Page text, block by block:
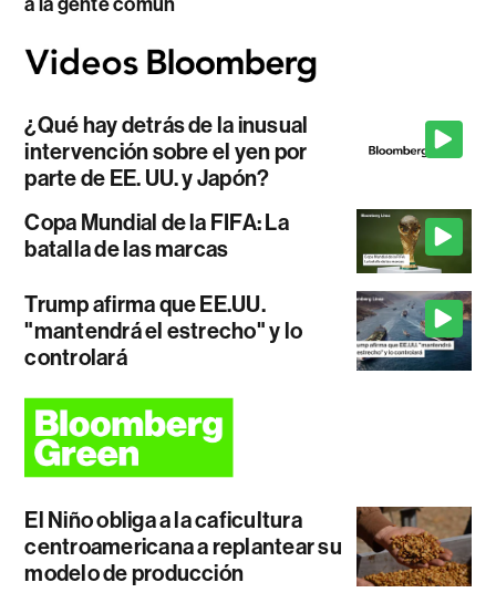
¿Qué hay detrás de la inusual
intervención sobre el yen por
parte de EE. UU. y Japón?
Copa Mundial de la FIFA: La
batalla de las marcas
Trump afirma que EE.UU.
"mantendrá el estrecho" y lo
controlará
El Niño obliga a la caficultura
centroamericana a replantear su
modelo de producción